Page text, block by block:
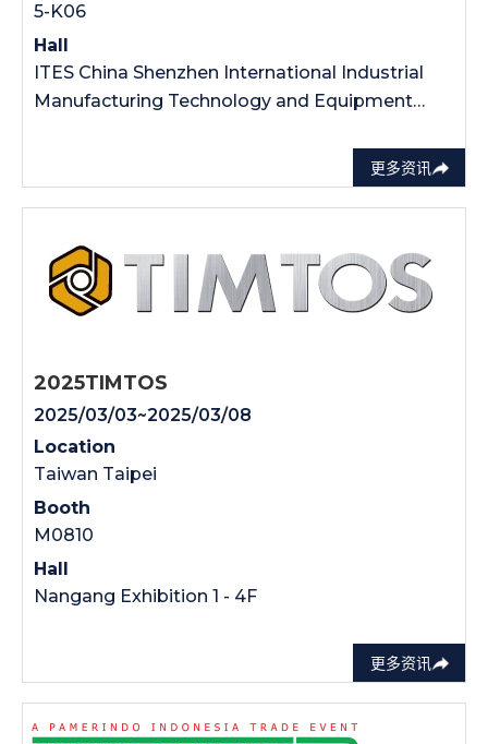
更多资讯
5-K06
Hall
ITES China Shenzhen International Industrial
Manufacturing Technology and Equipment
更多资讯
2025TIMTOS
2025/03/03~2025/03/08
Location
Taiwan Taipei
Booth
M0810
Hall
Nangang Exhibition 1 - 4F